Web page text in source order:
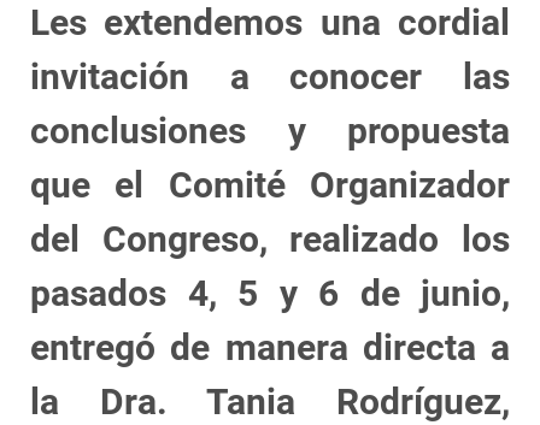
Les extendemos una cordial
invitación a conocer las
conclusiones y propuesta
que el Comité Organizador
del Congreso, realizado los
pasados 4, 5 y 6 de junio,
entregó de manera directa a
la Dra. Tania Rodríguez,